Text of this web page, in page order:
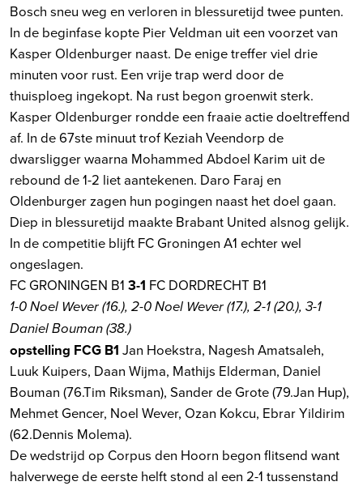
Bosch sneu weg en verloren in blessuretijd twee punten.
In de beginfase kopte Pier Veldman uit een voorzet van
Kasper Oldenburger naast. De enige treffer viel drie
minuten voor rust. Een vrije trap werd door de
thuisploeg ingekopt. Na rust begon groenwit sterk.
Kasper Oldenburger rondde een fraaie actie doeltreffend
af. In de 67ste minuut trof Keziah Veendorp de
dwarsligger waarna Mohammed Abdoel Karim uit de
rebound de 1-2 liet aantekenen. Daro Faraj en
Oldenburger zagen hun pogingen naast het doel gaan.
Diep in blessuretijd maakte Brabant United alsnog gelijk.
In de competitie blijft FC Groningen A1 echter wel
ongeslagen.
FC GRONINGEN B1 3-1 FC DORDRECHT B1
1-0 Noel Wever (16.), 2-0 Noel Wever (17.), 2-1 (20.), 3-1
Daniel Bouman (38.)
opstelling FCG B1 Jan Hoekstra, Nagesh Amatsaleh,
Luuk Kuipers, Daan Wijma, Mathijs Elderman, Daniel
Bouman (76.Tim Riksman), Sander de Grote (79.Jan Hup),
Mehmet Gencer, Noel Wever, Ozan Kokcu, Ebrar Yildirim
(62.Dennis Molema).
De wedstrijd op Corpus den Hoorn begon flitsend want
halverwege de eerste helft stond al een 2-1 tussenstand